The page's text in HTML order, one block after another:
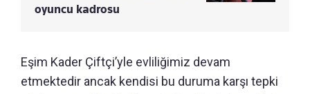
oyuncu kadrosu
Eşim Kader Çiftçi’yle evliliğimiz devam
etmektedir ancak kendisi bu duruma karşı tepki